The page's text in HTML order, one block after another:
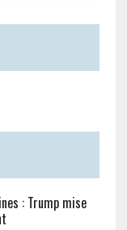
: Trump mise